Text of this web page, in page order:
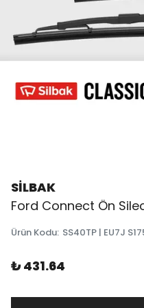
SİLBAK
Ford Connect Ön
Ürün Kodu: SS40TP | EU7J
₺ 431.64